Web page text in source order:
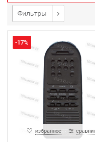
Фильтры
-17%
избранное